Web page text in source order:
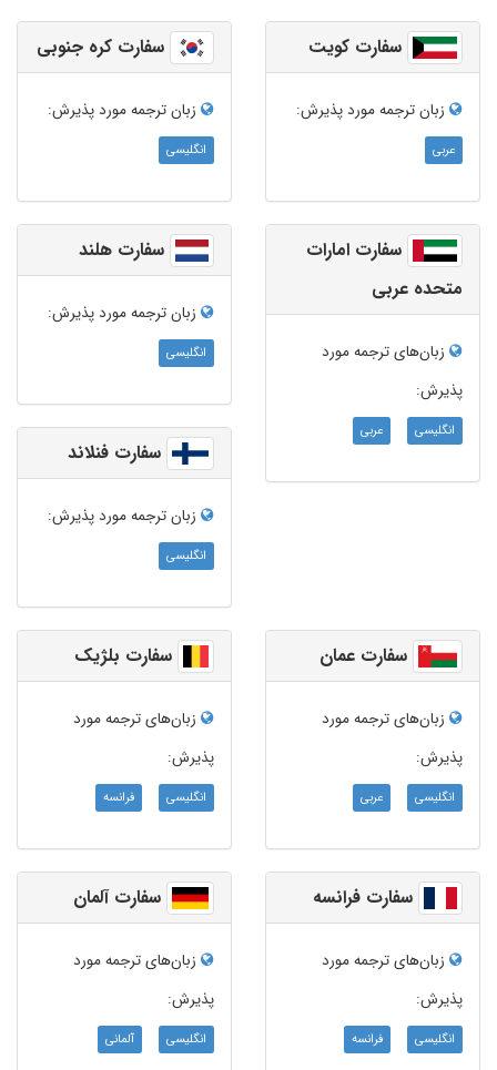
سفارت کویت
زبان ترجمه‌ مورد پذیرش:
عربی
سفارت کره جنوبی
زبان ترجمه‌ مورد پذیرش:
انگلیسی
سفارت امارات
متحده عربی
زبان‌های ترجمه مورد
پذیرش:
انگلیسی عربی
سفارت هلند
زبان ترجمه‌ مورد پذیرش:
انگلیسی
سفارت فنلاند
زبان ترجمه‌ مورد پذیرش:
انگلیسی
سفارت عمان
زبان‌های ترجمه مورد
پذیرش:
انگلیسی عربی
سفارت بلژیک
زبان‌های ترجمه مورد
پذیرش:
انگلیسی فرانسه
سفارت فرانسه
زبان‌های ترجمه مورد
پذیرش:
انگلیسی فرانسه
سفارت آلمان
زبان‌های ترجمه مورد
پذیرش:
انگلیسی آلمانی